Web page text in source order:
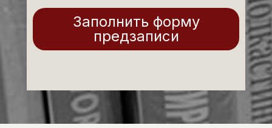
Заполнить форму
предзаписи